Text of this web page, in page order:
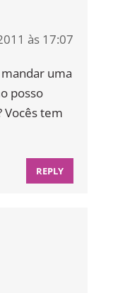
às 17:07
uma
posso
Vocês tem
REPLY